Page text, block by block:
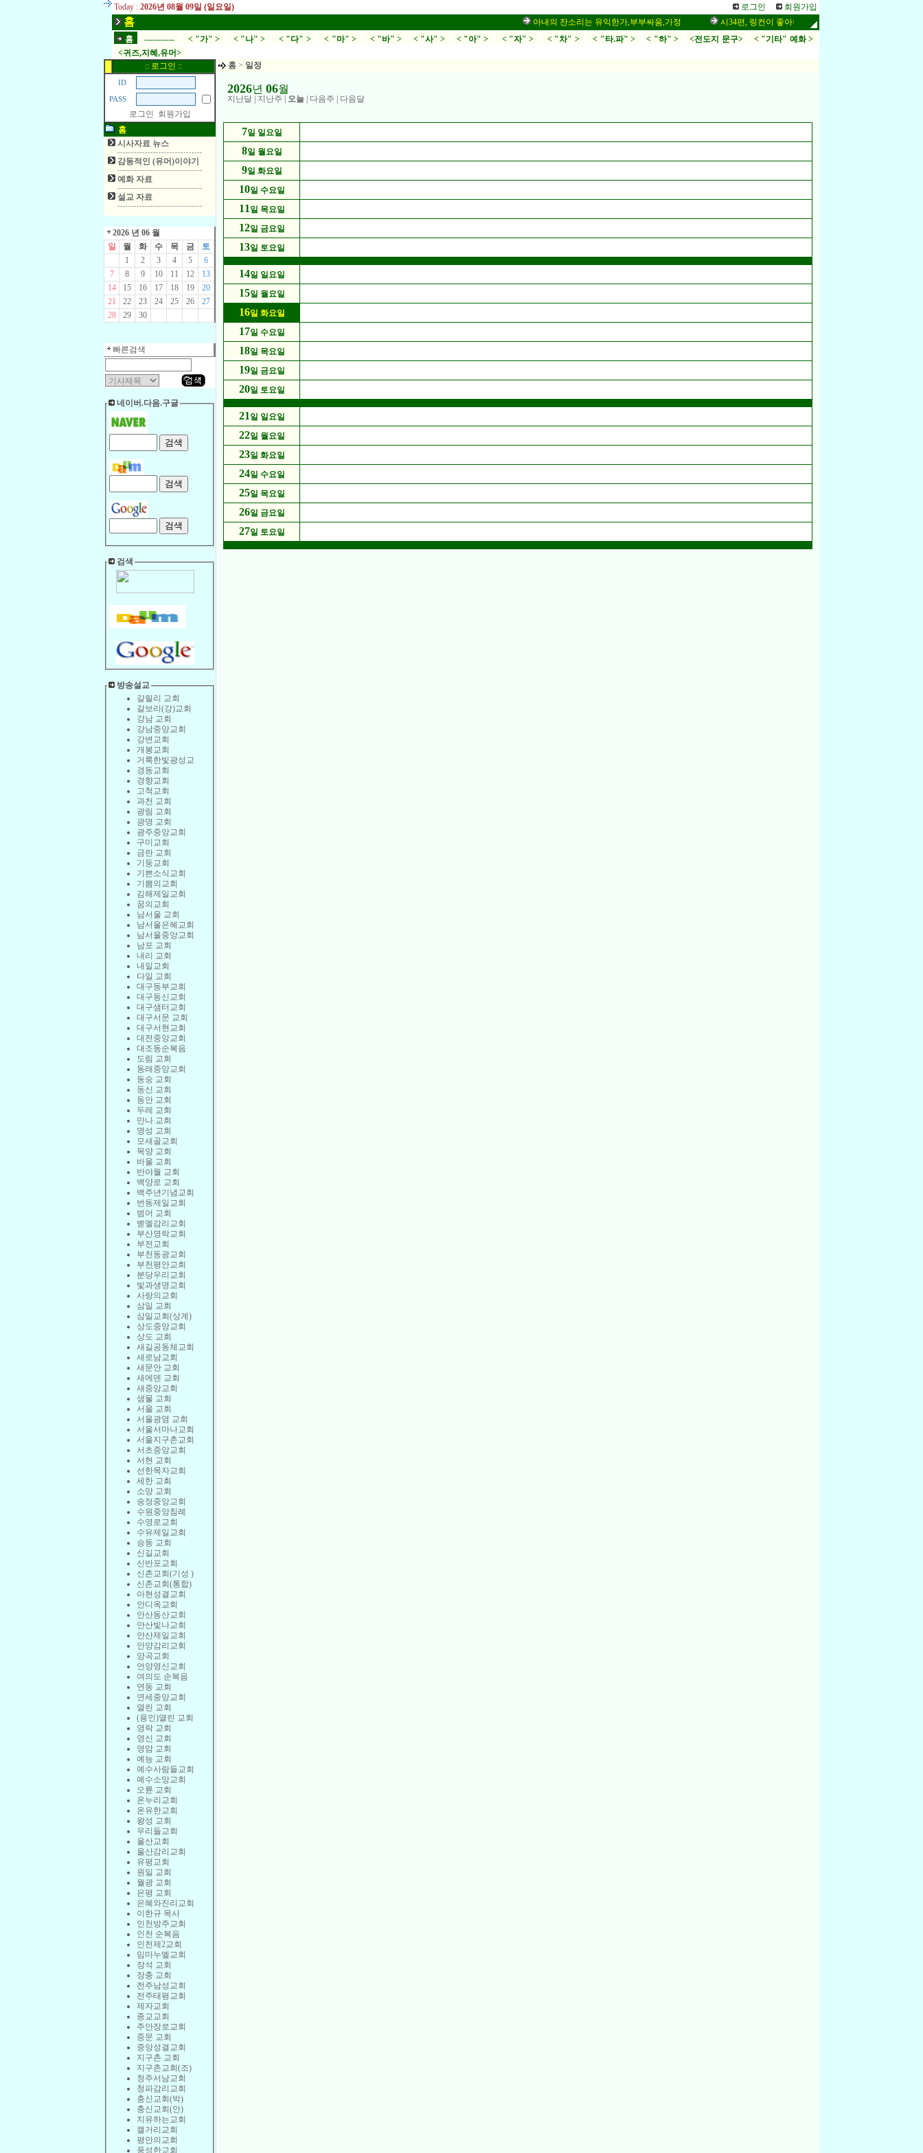
Today : 2026년 08월 09일 (일요일) 로그인 회원가입
홈 아내의 잔소리는 유익한가,부부싸움,가정 시34편, 링컨이 좋아하는 말씀,응답,두려움
홈
----------- < "가" > < "나" > < "다" > < "마" > < "바" > < "사" > < "아" > < "자" > < "차" > < "타.파" > < "하" > <전도지 문구>
< "기타" 예화 >
<귀즈,지혜,유머>
:: 로그인 ::
ID
PASS
로그인
회원가입
홈
시사자료 뉴스
감동적인 (유머)이야기
예화 자료
설교 자료
2026 년 06 월
일
월 화 수 목 금
토
1
2 3 4 5
6
7
8 9 10 11 12
13
14
15 16 17 18 19
20
21
22 23 24 25 26
27
28
29 30
빠른검색
네이버.다음.구글
검색
방송설교
갈릴리 교회
갈보리(강)교회
강남 교회
강남중앙교회
강변교회
개봉교회
거룩한빛광성교
경동교회
경향교회
고척교회
과천 교회
광림 교회
광명 교회
광주중앙교회
구미교회
금란 교회
기둥교회
기쁜소식교회
기쁨의교회
김해제일교회
꿈의교회
남서울 교회
남서울은혜교회
남서울중앙교회
남포 교회
내리 교회
내일교회
다일 교회
대구동부교회
대구동신교회
대구샘터교회
대구서문 교회
대구서현교회
대전중앙교회
대조동순복음
도림 교회
동래중앙교회
동숭 교회
동신 교회
동안 교회
두레 교회
만나 교회
명성 교회
모새골교회
목양 교회
바울 교회
반야월 교회
백양로 교회
백주년기념교회
번동제일교회
범어 교회
벧엘감리교회
부산영락교회
부전교회
부천동광교회
부천평안교회
분당우리교회
빛과생명교회
사랑의교회
삼일 교회
삼일교회(상계)
상도중앙교회
상도 교회
새길공동체교회
새로남교회
새문안 교회
새에덴 교회
새중앙교회
샘물 교회
서울 교회
서울광염 교회
서울서마나교회
서울지구촌교회
서초중앙교회
서현 교회
선한목자교회
세한 교회
소망 교회
송정중앙교회
수원중앙침례
수영로교회
수유제일교회
승동 교회
신길교회
신반포교회
신촌교회(기성 )
신촌교회(통합)
아현성결교회
안디옥교회
안산동산교회
안산빛나교회
안산제일교회
안양감리교회
양곡교회
언양영신교회
여의도 순복음
연동 교회
연세중앙교회
열린 교회
(용인)열린 교회
영락 교회
영신 교회
영암 교회
예능 교회
예수사람들교회
예수소망교회
오륜 교회
온누리교회
온유한교회
왕성 교회
우리들교회
울산교회
울산감리교회
유평교회
원일 교회
월광 교회
은평 교회
은혜와진리교회
이한규 목사
인천방주교회
인천 순복음
인천제2교회
임마누엘교회
장석 교회
장충 교회
전주남성교회
전주태평교회
제자교회
종교교회
주안장로교회
중문 교회
중앙성결교회
지구촌 교회
지구촌교회(조)
청주서남교회
청파감리교회
충신교회(박)
충신교회(안)
치유하는교회
캘거리교회
평안의교회
풍성한교회
홈 > 일정
2026년 06월
지난달 지난주 오늘 다음주 다음달
7일 일요일
8일 월요일
9일 화요일
10일 수요일
11일 목요일
12일 금요일
13일 토요일
14일 일요일
15일 월요일
16일 화요일
17일 수요일
18일 목요일
19일 금요일
20일 토요일
21일 일요일
22일 월요일
23일 화요일
24일 수요일
25일 목요일
26일 금요일
27일 토요일